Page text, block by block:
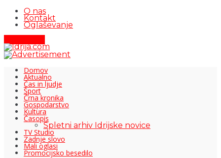
O nas
Kontakt
Oglaševanje
Domov
Aktualno
Čas in ljudje
Šport
Črna kronika
Gospodarstvo
Kultura
Časopis
Spletni arhiv Idrijske novice
TV Studio
Zadnje slovo
Mali oglasi
Promocijsko besedilo